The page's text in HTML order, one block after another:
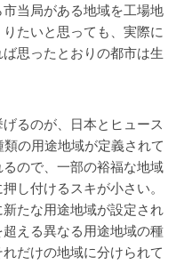
当局がある地域を工場地
たいと思っても、実際に
思ったとおりの都市は生
るのが、日本とヒュース
の用途地域が定義されて
ので、一部の裕福な地域
し付けるスキが小さい。
たな用途地域が設定され
える異なる用途地域の種
だけの地域に分けられて